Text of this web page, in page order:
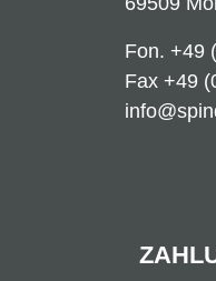
Fon. +49
Fax +49